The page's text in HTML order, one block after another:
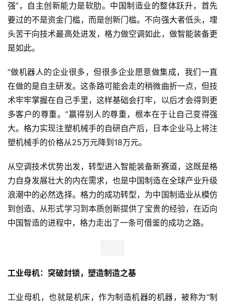
强”，自主创新能力是软肋。中国制造业的整体跃升，首先
要过的不是资金门槛，而是创新门槛。不向强大者低头，埋
头苦干向技术最高处进发，格力做空调如此，做智能装备更
是如此。
“做机器人的企业很多，但很多企业愿意做集成，我们一直
在做的是自主研发。这条路可能会走的稍微曲折一点，但技
术牢牢掌握在自己手里，这样基础会打牢，以后才会得到更
多客户的尊重。”赢得别人的尊重，根本在于让自己变得强
大。格力实现注塑机械手的自研自产后，日本企业马上将注
塑机械手的价格从25万元降到18万元。
从空调技术优势出发，转型进入智能装备新赛道，这既是格
力自身发展壮大的内在需求，也是中国制造在全球产业升级
浪潮中的必然选择。格力的成功转型，为中国制造业从模仿
到创造、从形式学习到本质创新提供了宝贵的经验，在迈向
中国智造的进程中，格力走出了一条可借鉴的成功之路。
工业母机：突破封锁，塑造制造之基
工业母机，也就是机床，作为制造机器的机器，被称为“制